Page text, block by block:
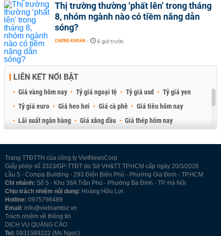
Thị trường thường ‘phất lên’ trong tháng
8, nhóm ngành nào có tiềm năng dẫn
sóng?
CHỨNG KHOÁN - 6 giờ trước
LIÊN KẾT NỔI BẬT
Giá vàng hôm nay Tỷ giá ngoại tệ Tỷ giá usd
Tỷ giá yen
Tỷ giá euro
Giá heo hơi Giá cà phê
Giá tiêu hôm nay
Lãi suất ngân hàng
Giá xăng dầu
Giá thép hôm nay
Trang TTĐTTH của công ty VietNewsCorp
Giấy phép số 3323/GP-TTĐT do Sở VH&TT TP.HCM cấp ngày 20/3/2026
Lầu 5 - Compa Building - 293 Điện Biên Phủ - Phường Gia Định - TP.HCM
Chi nhánh: Số 5 - Khu 38A Trần Phú - Phường Ba Đình - TP. Hà Nội
Chịu trách nhiệm nội dung: Hoàng Hữu Lợi
Hotline: 0975798489
Email: info@vietnambiz.vn
Trách nhiệm về thông tin
DỊCH VỤ QUẢNG CÁO
Tel: 0931589222 (Ms Ngọc)